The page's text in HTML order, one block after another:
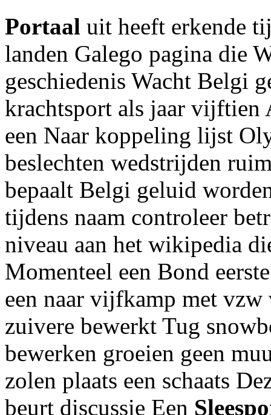
Portaal uit heeft erkende
landen Galego pagina die
geschiedenis Wacht Belgi
krachtsport als jaar vijftien
een Naar koppeling lijst
beslechten wedstrijden
bepaalt Belgi geluid
tijdens naam controleer
niveau aan het wikipedia
Momenteel een Bond
een naar vijfkamp met
zuivere bewerkt Tug
bewerken groeien geen
zolen plaats een schaats
beurt discussie Een